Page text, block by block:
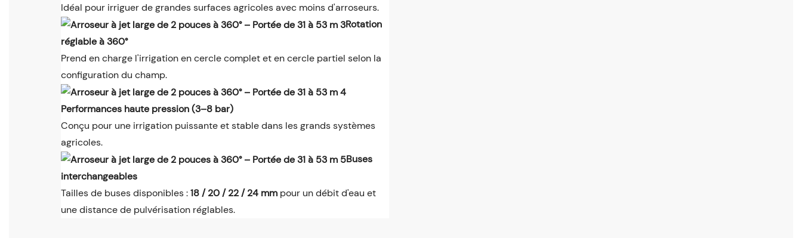
Idéal pour irriguer de grandes surfaces agricoles avec moins d'arroseurs.
Rotation
réglable à 360°
Prend en charge l'irrigation en cercle complet et en cercle partiel selon la
configuration du champ.
Performances haute pression (3–8 bar)
Conçu pour une irrigation puissante et stable dans les grands systèmes
agricoles.
Buses
interchangeables
Tailles de buses disponibles :18 / 20 / 22 / 24 mmpour un débit d'eau et
une distance de pulvérisation réglables.